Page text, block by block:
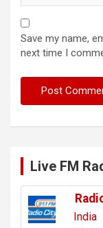
Save my name,
next time I
Live FM
India